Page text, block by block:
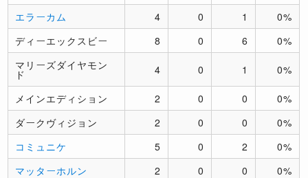
エラーカム
4 0 1
0%
ディーエックスビー
8 0 6
0%
マリーズダイヤモン
ド 4 0 1 0%
メインエディション 2 0 0
0%
ダークヴィジョン
2 0 0
0%
コミュニケ
5 0 2
0%
マッターホルン
2 0 0
0%